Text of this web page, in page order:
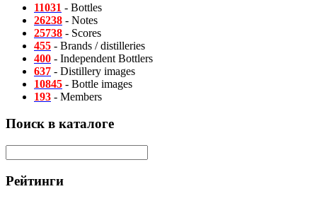
11031 - Bottles
26238 - Notes
25738 - Scores
455 - Brands / distilleries
400 - Independent Bottlers
637 - Distillery images
10845 - Bottle images
193 - Members
Поиск в каталоге
Рейтинги